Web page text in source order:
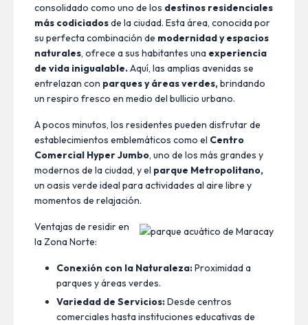
consolidado como uno de los destinos residenciales
más codiciadosde la ciudad. Esta área, conocida por
su perfecta combinación de modernidad y espacios
naturales, ofrece a sus habitantes una experiencia
de vida inigualable.Aquí, las amplias avenidas se
entrelazan con parques y áreas verdes,brindando
un respiro fresco en medio del bullicio urbano.
A pocos minutos, los residentes pueden disfrutar de
establecimientos emblemáticos como el Centro
Comercial Hyper Jumbo, uno de los más grandes y
modernos de la ciudad, y el parque Metropolitano,
un oasis verde ideal para actividades al aire libre y
momentos de relajación.
Ventajas de residir en
la Zona Norte:
Conexión con la Naturaleza:Proximidad a
parques y áreas verdes.
Variedad de Servicios:Desde centros
comerciales hasta instituciones educativas de